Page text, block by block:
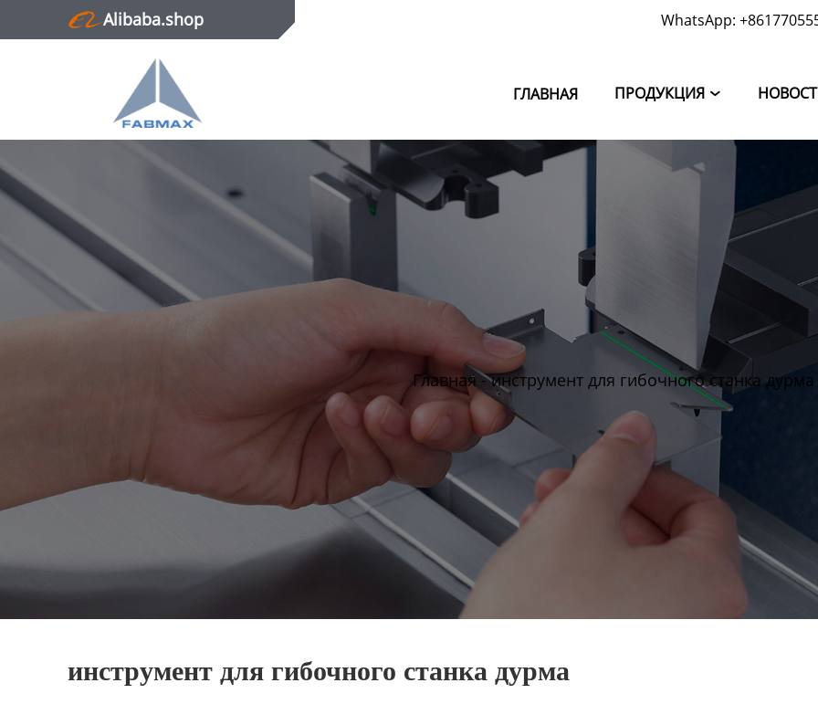
Alibaba.shop WhatsApp:
ГЛАВНАЯ ПРОДУКЦИЯ 
Главная
Контактная информация
Главная-инструмент для гибочного станка дурма
инструмент для гибочного станка дурма